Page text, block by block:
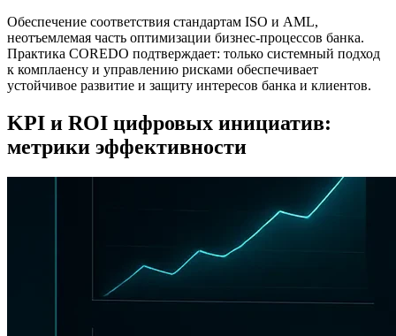
Обеспечение соответствия стандартам ISO и AML,
неотъемлемая часть оптимизации бизнес-процессов банка.
Практика COREDO подтверждает: только системный подход
к комплаенсу и управлению рисками обеспечивает
устойчивое развитие и защиту интересов банка и клиентов.
KPI и ROI цифровых инициатив:
метрики эффективности